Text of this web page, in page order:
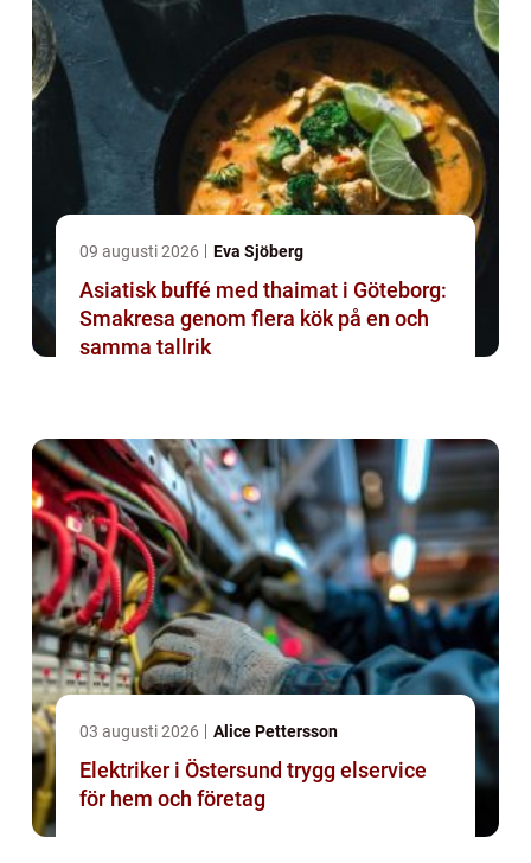
09 augusti 2026 Eva Sjöberg
Asiatisk buffé med thaimat i Göteborg:
Smakresa genom flera kök på en och
samma tallrik
03 augusti 2026 Alice Pettersson
Elektriker i Östersund trygg elservice
för hem och företag